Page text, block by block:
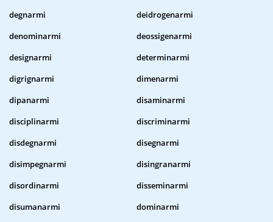
degnarmi
deidrogenarmi
denominarmi
deossigenarmi
designarmi
determinarmi
digrignarmi
dimenarmi
dipanarmi
disaminarmi
disciplinarmi
discriminarmi
disdegnarmi
disegnarmi
disimpegnarmi
disingranarmi
disordinarmi
disseminarmi
disumanarmi
dominarmi